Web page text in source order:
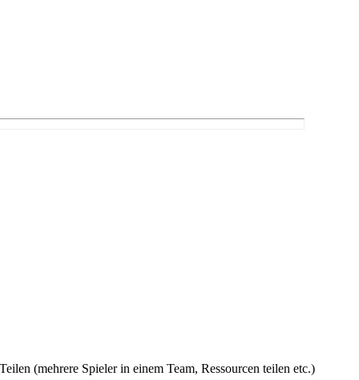
(mehrere Spieler in einem Team, Ressourcen teilen etc.)